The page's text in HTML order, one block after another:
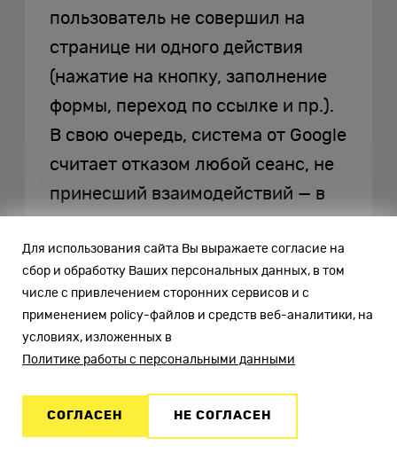
пользователь не совершил на
странице ни одного действия
(нажатие на кнопку, заполнение
формы, переход по ссылке и пр.).
В свою очередь, система от Google
считает отказом любой сеанс, не
принесший взаимодействий — в
просмотров экрана. Не имеет
значения, сколько времени
человек провел на открытой
странице или экране.
Основные
возможности и
Для использования сайта Вы выражаете согласие на
сбор и обработку Ваших персональных данных, в том
числе с привлечением сторонних сервисов и с
применением policy-файлов и средств веб-аналитики, на
условиях, изложенных в
Политике работы с персональными данными
СОГЛАСЕН НЕ СОГЛАСЕН